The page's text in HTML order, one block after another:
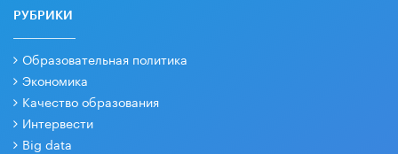
РУБРИКИ
Образовательная политика
Экономика
Качество образования
Интервести
Big data